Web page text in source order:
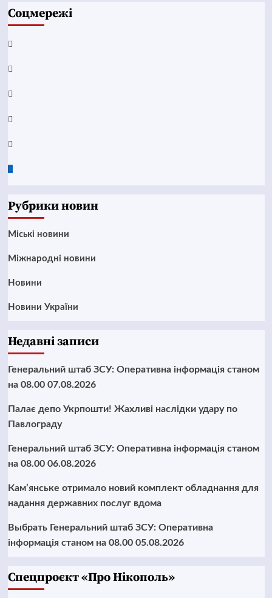
Соцмережі
Facebook
YouTube
Telegram
Instagram
Twitter
Google
Рубрики новин
Mіські новини
Міжнародні новини
Новини
Новини України
Недавні записи
Генеральний штаб ЗСУ: Оперативна інформація станом
на 08.00 07.08.2026
Палає депо Укрпошти! Жахливі наслідки удару по
Павлограду
Генеральний штаб ЗСУ: Оперативна інформація станом
на 08.00 06.08.2026
Кам’янське отримало новий комплект обладнання для
надання державних послуг вдома
Выбрать Генеральний штаб ЗСУ: Оперативна
інформація станом на 08.00 05.08.2026
Cпецпроєкт «Про Нікополь»